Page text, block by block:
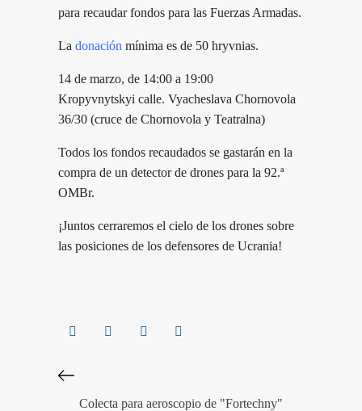
para recaudar fondos para las Fuerzas Armadas.
La donación mínima es de 50 hryvnias.
14 de marzo, de 14:00 a 19:00
Kropyvnytskyi calle. Vyacheslava Chornovola
36/30 (cruce de Chornovola y Teatralna)
Todos los fondos recaudados se gastarán en la
compra de un detector de drones para la 92.ª
OMBr.
¡Juntos cerraremos el cielo de los drones sobre
las posiciones de los defensores de Ucrania!
Colecta para aeroscopio de "Fortechny"